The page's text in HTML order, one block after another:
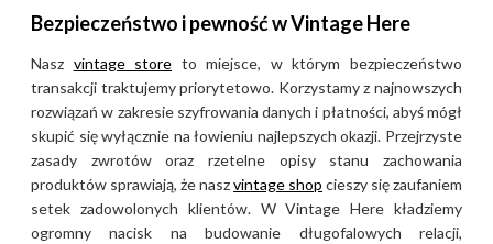
Bezpieczeństwo i pewność w Vintage Here
Nasz vintage store to miejsce, w którym bezpieczeństwo
transakcji traktujemy priorytetowo. Korzystamy z najnowszych
rozwiązań w zakresie szyfrowania danych i płatności, abyś mógł
skupić się wyłącznie na łowieniu najlepszych okazji. Przejrzyste
zasady zwrotów oraz rzetelne opisy stanu zachowania
produktów sprawiają, że naszvintage shop cieszy się zaufaniem
setek zadowolonych klientów. W Vintage Here kładziemy
ogromny nacisk na budowanie długofalowych relacji,